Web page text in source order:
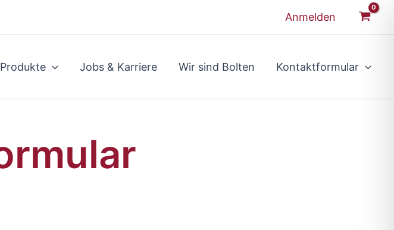
Anmelden
Produkte Jobs & Karriere Wir sind Bolten Kontaktformular